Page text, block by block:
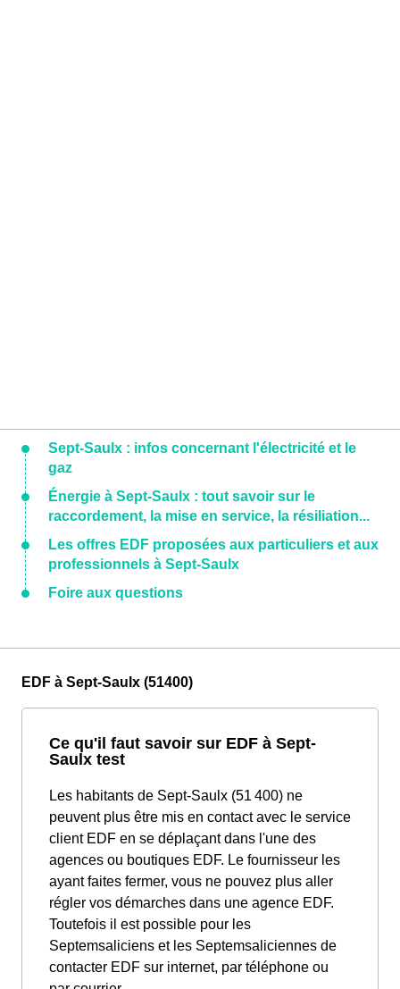
Sept-Saulx : infos concernant l'électricité et le
gaz
Énergie à Sept-Saulx : tout savoir sur le
raccordement, la mise en service, la résiliation...
Les offres EDF proposées aux particuliers et aux
professionnels à Sept-Saulx
Foire aux questions
EDF à Sept-Saulx (51400)
Ce qu'il faut savoir sur EDF à Sept-
Saulx test
Les habitants de Sept-Saulx (51 400) ne
peuvent plus être mis en contact avec le service
client EDF en se déplaçant dans l'une des
agences ou boutiques EDF. Le fournisseur les
ayant faites fermer, vous ne pouvez plus aller
régler vos démarches dans une agence EDF.
Toutefois il est possible pour les
Septemsaliciens et les Septemsaliciennes de
contacter EDF sur internet, par téléphone ou